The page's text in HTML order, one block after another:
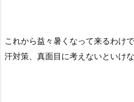
これから益々暑くなって来るわけで
汗対策、真面目に考えないといけ